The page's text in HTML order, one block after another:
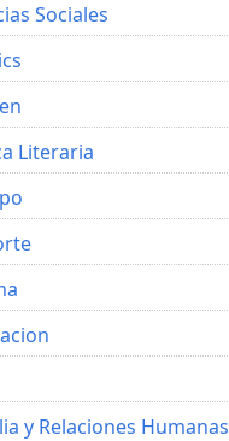
Sociales
Literaria
y Relaciones Humanas